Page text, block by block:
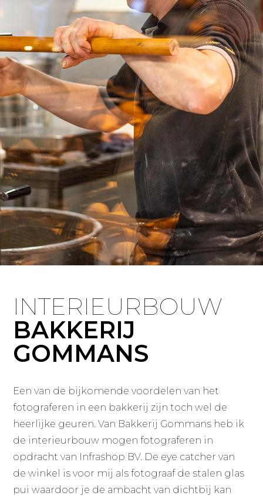
INTERIEURBOUW
BAKKERIJ
GOMMANS
Een van de bijkomende voordelen van het
fotograferen in een bakkerij zijn toch wel de
heerlijke geuren. Van Bakkerij Gommans heb ik
de interieurbouw mogen fotograferen in
opdracht van Infrashop BV. De eye catcher van
de winkel is voor mij als fotograaf de stalen glas
pui waardoor je de ambacht van dichtbij kan